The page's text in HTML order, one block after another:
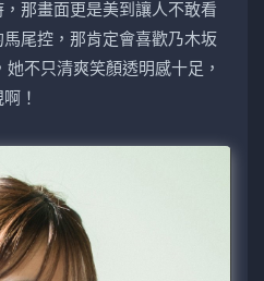
那畫面更是美到讓人不敢看
尾控，那肯定會喜歡乃木坂
不只清爽笑顏透明感十足，
！